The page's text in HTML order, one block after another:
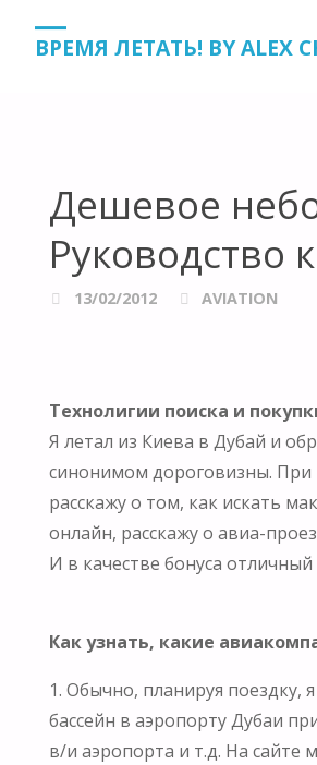
ВРЕМЯ ЛЕТАТЬ! BY ALEX
Дешевое
Руководство
13/02/2012 AVIATION
Технолигии поиска и
Я летал из Киева в Дубай и
синонимом дороговизны. При
расскажу о том, как искать
онлайн, расскажу о авиа-
И в качестве бонуса
Как узнать, какие
1. Обычно, планируя поездку,
бассейн в аэропорту Дубаи
в/и аэропорта и т.д. На сайте